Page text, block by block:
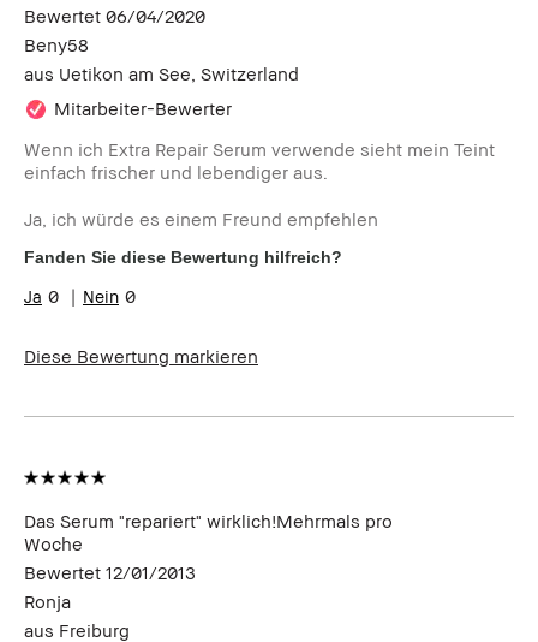
Bewertet 06/04/2020
Beny58
aus Uetikon am See, Switzerland
Mitarbeiter-Bewerter
Wenn ich Extra Repair Serum verwende sieht mein Teint
einfach frischer und lebendiger aus.
Ja, ich würde es einem Freund empfehlen
Fanden Sie diese Bewertung hilfreich?
0 0
Diese Bewertung markieren
Das Serum "repariert" wirklich!Mehrmals pro
Woche
Bewertet 12/01/2013
Ronja
aus Freiburg